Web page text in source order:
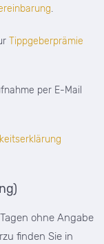
.
Tippgeberprämie
per E-Mail
ohne Angabe
finden Sie in